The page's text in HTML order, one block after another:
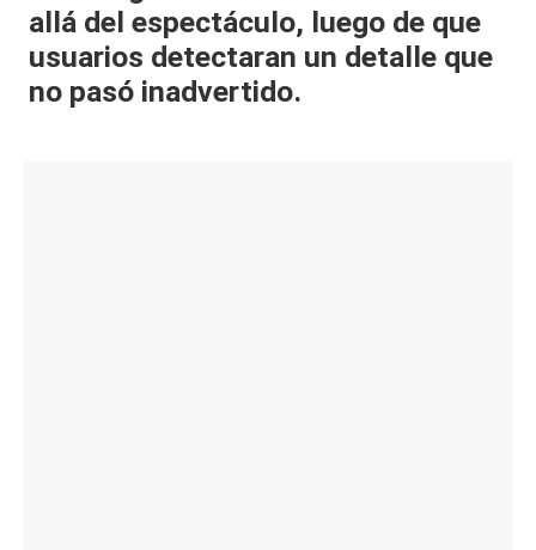
al
it
allá del espectáculo, luego de que
usuarios detectaran un detalle que
no pasó inadvertido.